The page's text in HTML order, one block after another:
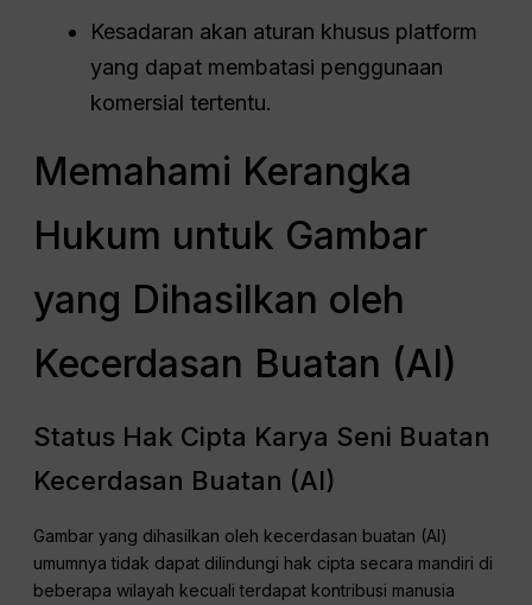
Kesadaran akan aturan khusus platform
yang dapat membatasi penggunaan
komersial tertentu.
Memahami Kerangka
Hukum untuk Gambar
yang Dihasilkan oleh
Kecerdasan Buatan (AI)
Status Hak Cipta Karya Seni Buatan
Kecerdasan Buatan (AI)
Gambar yang dihasilkan oleh kecerdasan buatan (AI)
umumnya tidak dapat dilindungi hak cipta secara mandiri di
beberapa wilayah kecuali terdapat kontribusi manusia